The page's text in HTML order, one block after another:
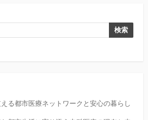
検索
る都市医療ネットワークと安心の暮らし